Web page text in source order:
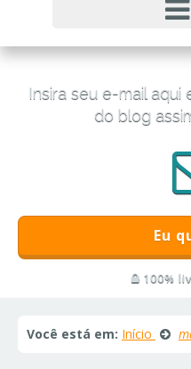
Insira seu e-mail
do blog
Eu
100%
Você está em: Início